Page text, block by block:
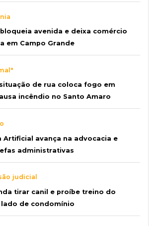
avenida e deixa comércio
em Campo Grande
de rua coloca fogo em
incêndio no Santo Amaro
Artificial avança na advocacia e
administrativas
judicial
tirar canil e proíbe treino do
lado de condomínio